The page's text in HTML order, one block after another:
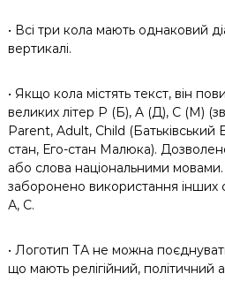
• Всі три кола мають однаковий
вертикалі.
• Якщо кола містять текст, він
великих літер P (Б), A (Д), C (М)
Parent, Adult, Child (Батьківський
стан, Его-стан Малюка).
або слова національними
заборонено використання інших
А, С.
• Логотип ТА не можна
що мають релігійний, політичний